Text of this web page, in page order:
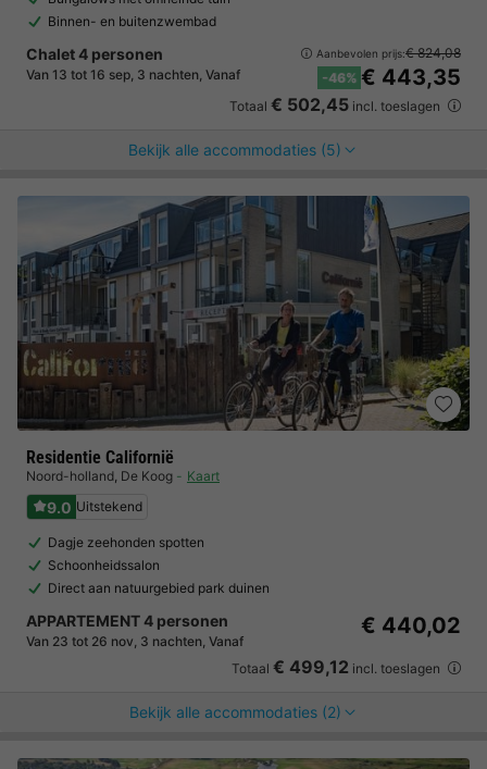
Binnen- en buitenzwembad
Chalet 4 personen
Van 13 tot 16 sep, 3 nachten, Vanaf
Aanbevolen prijs:€ 824,08
-46% € 443,35
Totaal € 502,45 incl. toeslagen
Bekijk alle accommodaties (5)
Residentie Californië
Noord-holland, De Koog Kaart
9.0 Uitstekend
Dagje zeehonden spotten
Schoonheidssalon
Direct aan natuurgebied park duinen
APPARTEMENT 4 personen
Van 23 tot 26 nov, 3 nachten, Vanaf
€ 440,02
Totaal € 499,12 incl. toeslagen
Bekijk alle accommodaties (2)